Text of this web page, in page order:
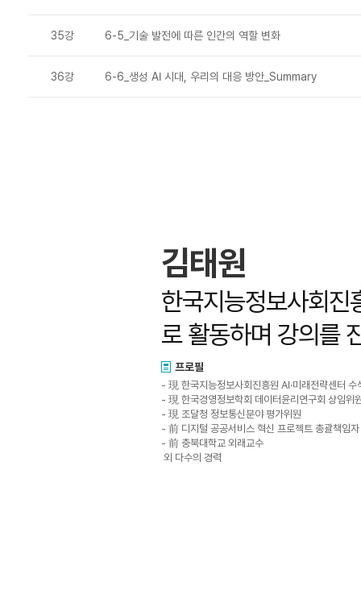
35강 6-5_기술 발전에 따른 인간의 역할 변화
36강 6-6_생성 AI 시대, 우리의 대응 방안_Summary
김태원
한국지능정보사회진
로 활동하며 강의를
프로필
- 現 한국지능정보사회진흥원 AI·미래전략센터 수
- 現 한국경영정보학회 데이터윤리연구회 상임위
- 現 조달청 정보통신분야 평가위원
- 前 디지털 공공서비스 혁신 프로젝트 총괄책임자
- 前 충북대학교 외래교수
외 다수의 경력